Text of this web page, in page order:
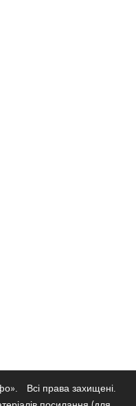
Всі права захищені.